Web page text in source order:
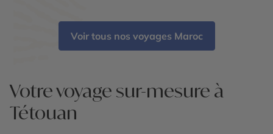
Voir tous nos voyages Maroc
Votre voyage sur-mesure à
Tétouan